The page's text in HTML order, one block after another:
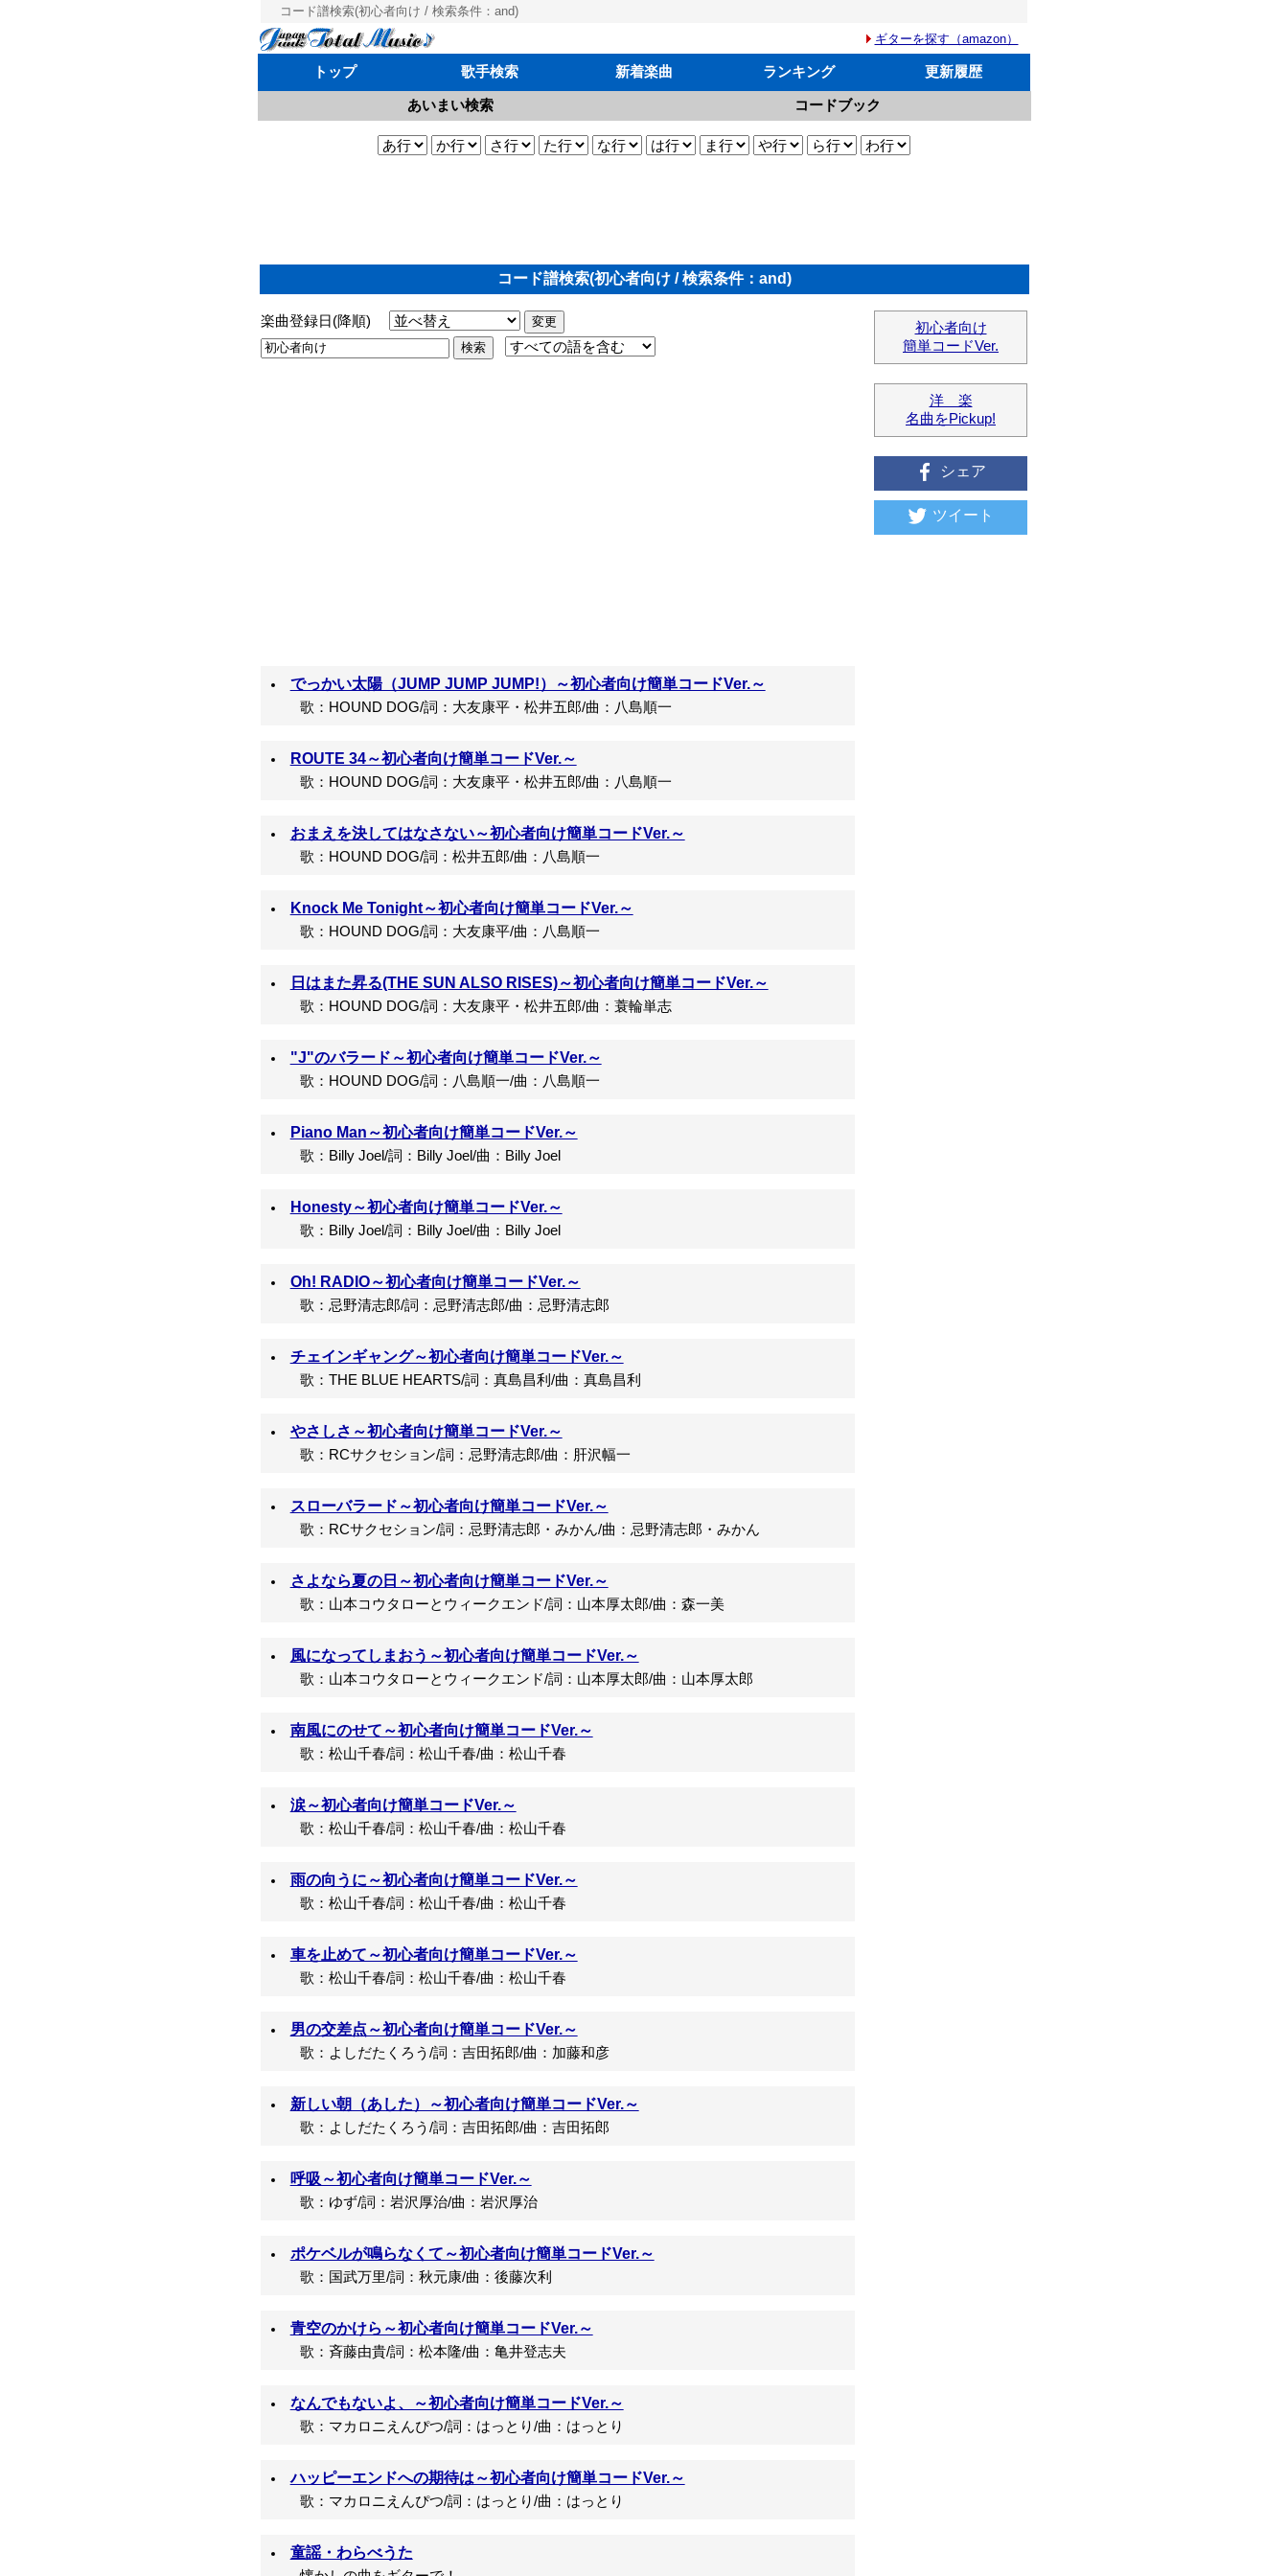
コード譜検索(初心者向け / 検索条件：and)
ギターを探す（amazon）
トップ 歌手検索 新着楽曲 ランキング 更新履歴
あいまい検索 コードブック
コード譜検索(初心者向け / 検索条件：and)
楽曲登録日(降順)
でっかい太陽（JUMP JUMP JUMP!）～初心者向け簡単コードVer.～
歌：HOUND DOG/詞：大友康平・松井五郎/曲：八島順一
ROUTE 34～初心者向け簡単コードVer.～
歌：HOUND DOG/詞：大友康平・松井五郎/曲：八島順一
おまえを決してはなさない～初心者向け簡単コードVer.～
歌：HOUND DOG/詞：松井五郎/曲：八島順一
Knock Me Tonight～初心者向け簡単コードVer.～
歌：HOUND DOG/詞：大友康平/曲：八島順一
日はまた昇る(THE SUN ALSO RISES)～初心者向け簡単コードVer.～
歌：HOUND DOG/詞：大友康平・松井五郎/曲：蓑輪単志
"J"のバラード～初心者向け簡単コードVer.～
歌：HOUND DOG/詞：八島順一/曲：八島順一
Piano Man～初心者向け簡単コードVer.～
歌：Billy Joel/詞：Billy Joel/曲：Billy Joel
Honesty～初心者向け簡単コードVer.～
歌：Billy Joel/詞：Billy Joel/曲：Billy Joel
Oh! RADIO～初心者向け簡単コードVer.～
歌：忌野清志郎/詞：忌野清志郎/曲：忌野清志郎
チェインギャング～初心者向け簡単コードVer.～
歌：THE BLUE HEARTS/詞：真島昌利/曲：真島昌利
やさしさ～初心者向け簡単コードVer.～
歌：RCサクセション/詞：忌野清志郎/曲：肝沢幅一
スローバラード～初心者向け簡単コードVer.～
歌：RCサクセション/詞：忌野清志郎・みかん/曲：忌野清志郎・みかん
さよなら夏の日～初心者向け簡単コードVer.～
歌：山本コウタローとウィークエンド/詞：山本厚太郎/曲：森一美
風になってしまおう～初心者向け簡単コードVer.～
歌：山本コウタローとウィークエンド/詞：山本厚太郎/曲：山本厚太郎
南風にのせて～初心者向け簡単コードVer.～
歌：松山千春/詞：松山千春/曲：松山千春
涙～初心者向け簡単コードVer.～
歌：松山千春/詞：松山千春/曲：松山千春
雨の向うに～初心者向け簡単コードVer.～
歌：松山千春/詞：松山千春/曲：松山千春
車を止めて～初心者向け簡単コードVer.～
歌：松山千春/詞：松山千春/曲：松山千春
男の交差点～初心者向け簡単コードVer.～
歌：よしだたくろう/詞：吉田拓郎/曲：加藤和彦
新しい朝（あした）～初心者向け簡単コードVer.～
歌：よしだたくろう/詞：吉田拓郎/曲：吉田拓郎
呼吸～初心者向け簡単コードVer.～
歌：ゆず/詞：岩沢厚治/曲：岩沢厚治
ポケベルが鳴らなくて～初心者向け簡単コードVer.～
歌：国武万里/詞：秋元康/曲：後藤次利
青空のかけら～初心者向け簡単コードVer.～
歌：斉藤由貴/詞：松本隆/曲：亀井登志夫
なんでもないよ、～初心者向け簡単コードVer.～
歌：マカロニえんぴつ/詞：はっとり/曲：はっとり
ハッピーエンドへの期待は～初心者向け簡単コードVer.～
歌：マカロニえんぴつ/詞：はっとり/曲：はっとり
童謡・わらべうた
初心者向け
簡単コードVer.
洋 楽
名曲をPickup!
シェア
ツイート